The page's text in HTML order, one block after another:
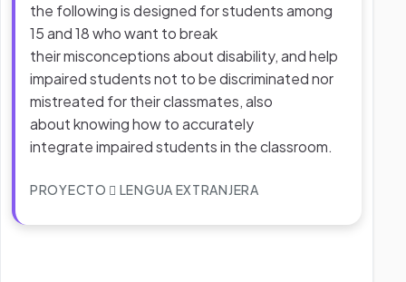
the following is designed for students among
15 and 18 who want to break
their misconceptions about disability, and help
impaired students not to be discriminated nor
mistreated for their classmates, also
about knowing how to accurately
integrate impaired students in the classroom.
PROYECTO LENGUA EXTRANJERA